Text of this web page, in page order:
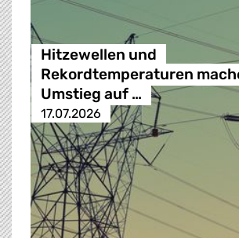
Hitzewellen und
Rekordtemperaturen
Umstieg auf …
17.07.2026